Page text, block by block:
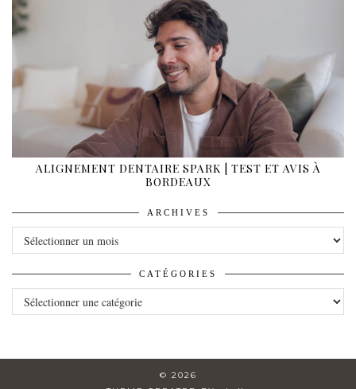
ALIGNEMENT DENTAIRE SPARK | TEST ET AVIS À
BORDEAUX
ARCHIVES
ARCHIVES
CATÉGORIES
CATÉGORIES
© 2026